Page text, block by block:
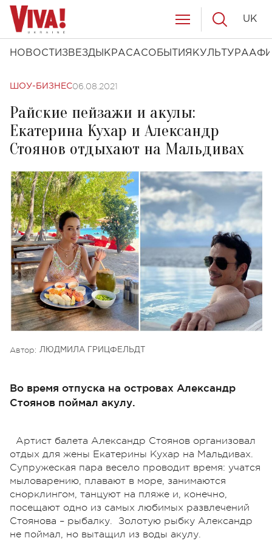
НОВОСТИ ЗВЕЗДЫ КРАСАСОБЫТИЯ КУЛЬТУРА
UK
ШОУ-БИЗНЕС06.08.2021
Райские пейзажи и акулы:
Екатерина Кухар и Александр
Стоянов отдыхают на Мальдивах
Автор: ЛЮДМИЛА ГРИЦФЕЛЬДТ
Во время отпуска на островах Александр
Стоянов поймал акулу.
Артист балета Александр Стоянов организовал
отдых для жены Екатерины Кухар на Мальдивах.
Супружеская пара весело проводит время: учатся
мыловарению, плавают в море, занимаются
снорклингом, танцуют на пляже и, конечно,
посещают одно из самых любимых развлечений
Стоянова – рыбалку.
Золотую рыбку Александр
не поймал, но вытащил из воды акулу.